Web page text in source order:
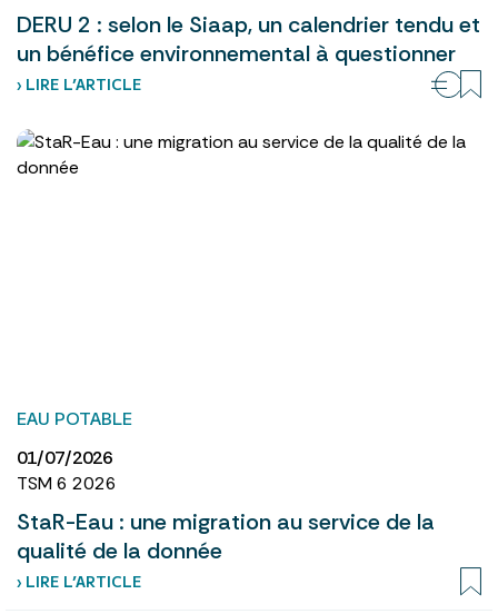
DERU 2 : selon le Siaap, un calendrier tendu et
un bénéfice environnemental à questionner
› LIRE L’ARTICLE
EAU POTABLE
01/07/2026
TSM 6 2026
StaR-Eau : une migration au service de la
qualité de la donnée
› LIRE L’ARTICLE